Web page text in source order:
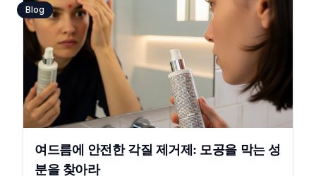
Blog
여드름에 안전한 각질 제거제: 모공을 막는 성
분을 찾아라